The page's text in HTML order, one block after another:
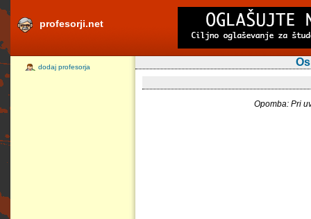
profesorji.net
dodaj profesorja
Opomba: Pri